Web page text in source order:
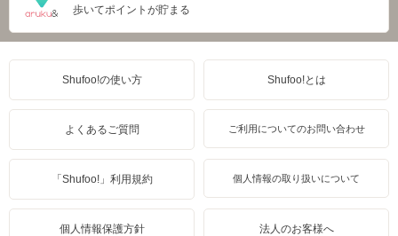
歩いてポイントが貯まる
Shufoo!の使い方 Shufoo!とは
よくあるご質問 ご利用についてのお問い合わせ
「Shufoo!」利用規約 個人情報の取り扱いについて
個人情報保護方針 法人のお客様へ